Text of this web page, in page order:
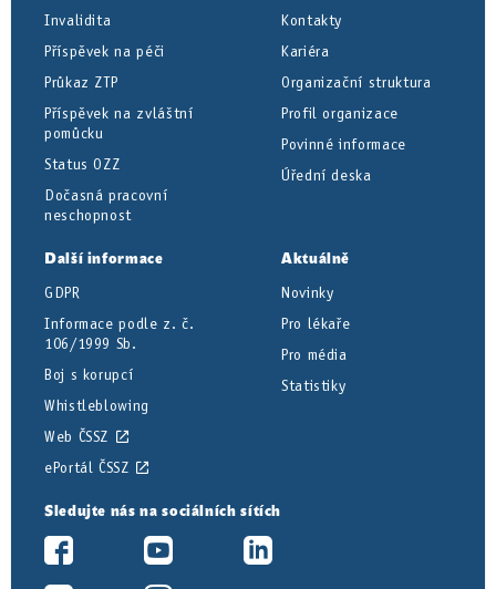
Invalidita
Příspěvek na péči
Průkaz ZTP
Příspěvek na zvláštní
pomůcku
Status OZZ
Dočasná pracovní
neschopnost
Kontakty
Kariéra
Organizační struktura
Profil organizace
Povinné informace
Úřední deska
Další informace
GDPR
Informace podle z. č.
106/1999 Sb.
Boj s korupcí
Whistleblowing
Web ČSSZ
ePortál ČSSZ
Aktuálně
Novinky
Pro lékaře
Pro média
Statistiky
Sledujte nás na sociálních sítích